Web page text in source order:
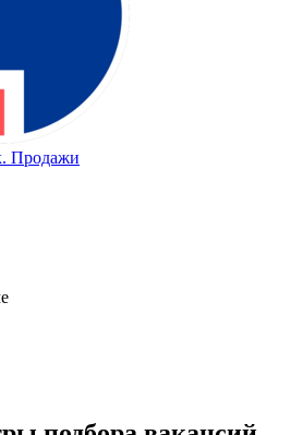
Продажи